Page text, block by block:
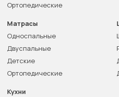
Ортопедические
Матрасы
Односпальные
Двуспальные
Детские
Ортопедические
Кухни